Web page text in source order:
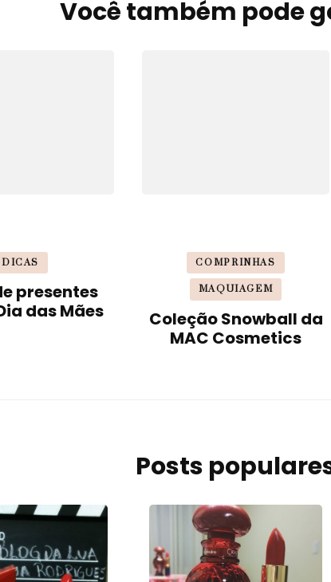
Você também pode
DICAS
presentes
das Mães
COMPRINHAS
MAQUIAGEM
Coleção Snowball da
MAC Cosmetics
Posts